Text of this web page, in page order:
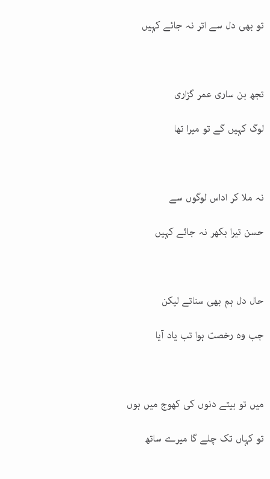
تو بھی دل سے اتر نہ جائے کہیں
تجھ بن ساری عمر گزاری
لوگ کہیں گے تو میرا تھا
نہ ملا کر اداس لوگوں سے
حسن تیرا بکھر نہ جائے کہیں
حال دل ہم بھی سناتے لیکن
جب وہ رخصت ہوا تب یاد آیا
میں تو بیتے دنوں کی کھوج میں ہوں
تو کہاں تک چلے گا میرے ساتھ